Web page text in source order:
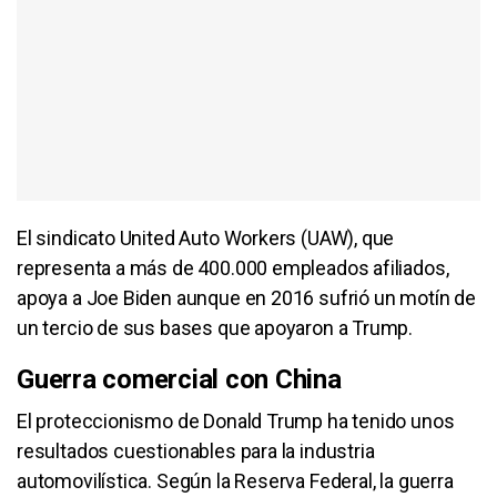
El sindicato United Auto Workers (UAW), que
representa a más de 400.000 empleados afiliados,
apoya a Joe Biden aunque en 2016 sufrió un motín de
un tercio de sus bases que apoyaron a Trump.
Guerra comercial con China
El proteccionismo de Donald Trump ha tenido unos
resultados cuestionables para la industria
automovilística. Según la Reserva Federal, la guerra